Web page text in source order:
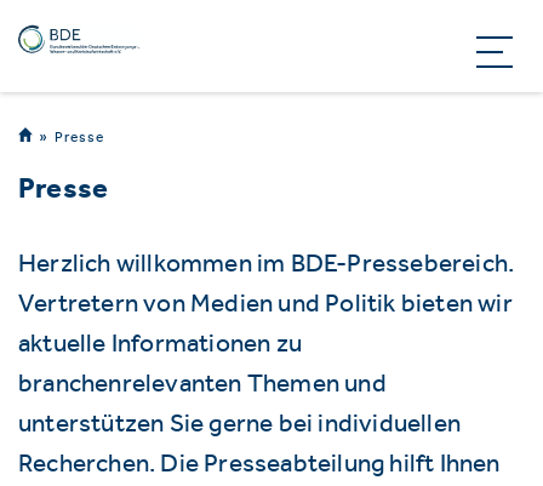
Presse
Presse
Herzlich willkommen im BDE-Pressebereich.
Vertretern von Medien und Politik bieten wir
aktuelle Informationen zu
branchenrelevanten Themen und
unterstützen Sie gerne bei individuellen
Recherchen. Die Presseabteilung hilft Ihnen